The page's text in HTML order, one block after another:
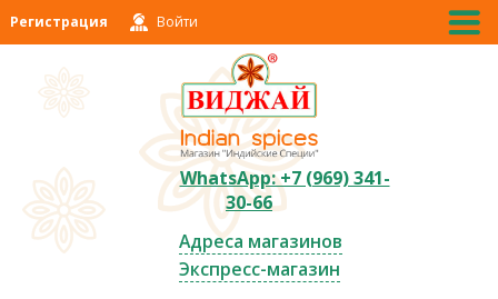
Регистрация Войти
WhatsApp: +7 (969) 341-
30-66
Адреса магазинов
Экспресс-магазин